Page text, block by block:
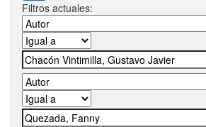
Filtros actuales: